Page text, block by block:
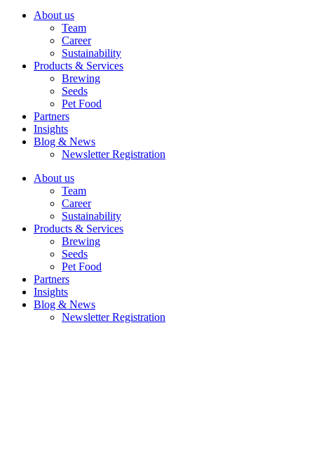
About us
Team
Career
Sustainability
Products & Services
Brewing
Seeds
Pet Food
Partners
Insights
Blog & News
Newsletter Registration
About us
Team
Career
Sustainability
Products & Services
Brewing
Seeds
Pet Food
Partners
Insights
Blog & News
Newsletter Registration